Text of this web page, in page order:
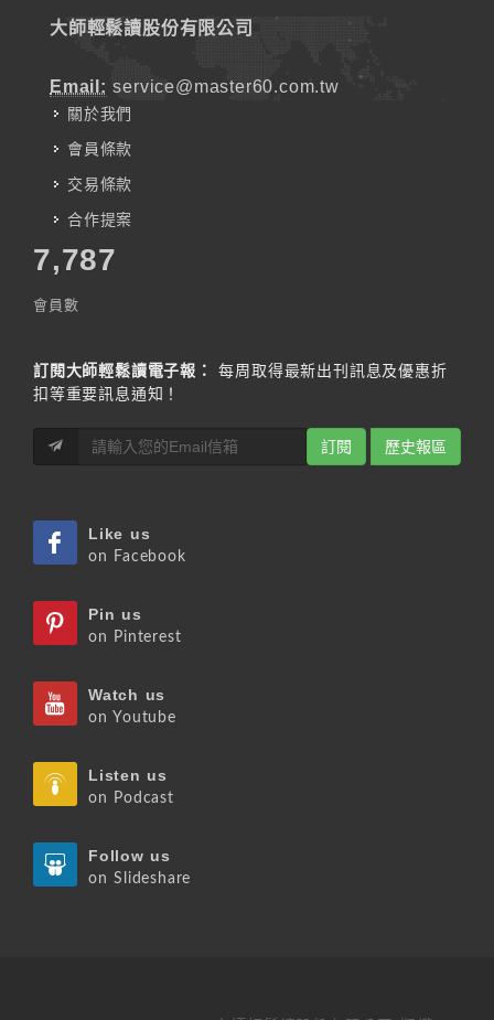
大師輕鬆讀股份有限公司
Email: service@master60.com.tw
關於我們
會員條款
交易條款
合作提案
7,787
會員數
訂閱大師輕鬆讀電子報：
每周取得最新出刊訊息及優惠折
扣等重要訊息通知！
訂閱 歷史報區
Like us
on Facebook
Pin us
on Pinterest
Watch us
on Youtube
Listen us
on Podcast
Follow us
on Slideshare